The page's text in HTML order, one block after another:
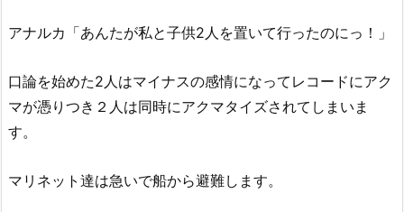
アナルカ「あんたが私と子供2人を置いて行ったのにっ！」
口論を始めた2人はマイナスの感情になってレコードにアク
マが憑りつき２人は同時にアクマタイズされてしまいま
す。
マリネット達は急いで船から避難します。